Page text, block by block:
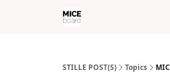
STILLE POST(S) Topics